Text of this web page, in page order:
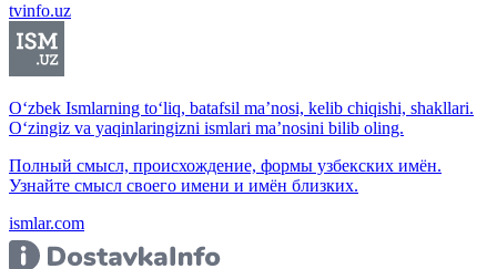
tvinfo.uz
O‘zbek Ismlarning to‘liq, batafsil ma’nosi, kelib chiqishi, shakllari.
O‘zingiz va yaqinlaringizni ismlari ma’nosini bilib oling.
Полный смысл, происхождение, формы узбекских имён.
Узнайте смысл своего имени и имён близких.
ismlar.com